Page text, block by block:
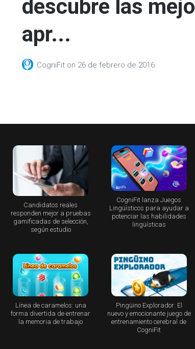
descubre las
apr...
CogniFit on 26 de febrero de 2016
Candidatos reales
responden mejor a pruebas
gamificadas de selección,
según estudio
CogniFit lanza Juegos
Lingüísticos para ayudar a
potenciar las habilidades
lingüísticas
Línea de caramelos: una
forma divertida de entrenar
la memoria de trabajo
Pingüino Explorador: El
nuevo y emocionante juego de
entrenamiento cerebral de
CogniFit